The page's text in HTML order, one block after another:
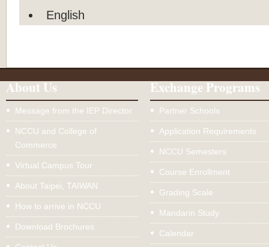
English
About Us
Message from the IEP Director
NCCU and College of
Commerce
Virtual Campus Tour
About Taipei, TAIWAN
How to arrive in NCCU
Download Brochures
Exchange Programs
Partner Schools
Application Requirements
NCCU Semesters
Course Enrollment
Grading Scale
Mandarin Study
Calendar